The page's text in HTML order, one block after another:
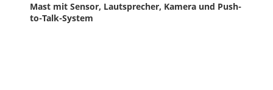
Mast mit Sensor, Lautsprecher, Kamera und Push-
to-Talk-System